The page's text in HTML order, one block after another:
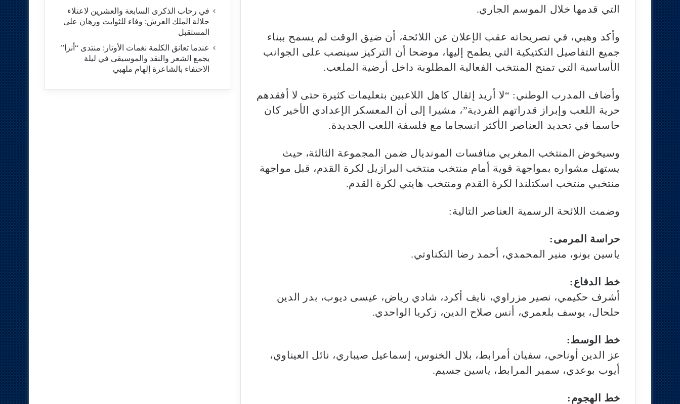
التي قدمها خلال الموسم الجاري.
وأكد وهبي، في تصريحاته عقب الإعلان عن اللائحة، أن ضيق الوقت لم يسمح ببناء
جميع التفاصيل التكتيكية التي يطمح إليها، موضحا أن التركيز سينصب على الجوانب
الأساسية التي تمنح المنتخب الفعالية المطلوبة داخل أرضية الملعب.
وأضاف المدرب الوطني: “لا أريد إثقال كاهل اللاعبين بتعليمات كثيرة حتى لا أفقدهم
حرية اللعب وإبراز قدراتهم الفردية”، مشيرا إلى أن المعسكر الإعدادي الأخير كان
حاسما في تحديد العناصر الأكثر انسجاما مع فلسفة اللعب الجديدة.
وسيخوض المنتخب المغربي منافسات المونديال ضمن المجموعة الثالثة، حيث
يستهل مشواره بمواجهة قوية أمام منتخب منتخب البرازيل لكرة القدم، قبل مواجهة
منتخبي منتخب اسكتلندا لكرة القدم ومنتخب هايتي لكرة القدم.
وضمت اللائحة الرسمية العناصر التالية:
حراسة المرمى:
ياسين بونو، منير المحمدي، أحمد رضا التكناوتي.
خط الدفاع:
أشرف حكيمي، نصير مزراوي، نايف أكرد، شادي رياض، عيسى ديوب، بدر الدين
حلحال، يوسف بلعمري، أنس صلاح الدين، زكريا الواحدي.
خط الوسط:
عز الدين أوناحي، سفيان أمرابط، بلال الخنوس، إسماعيل صيباري، نائل العيناوي،
أيوب بوعدي، سمير المرابط، ياسين جسيم.
خط الهجوم:
في رحاب الذكرى السابعة والعشرين لاعتلاء
جلالة الملك العرش: وفاء للثوابت ورهان على
المستقبل
​عندما تعانق الكلمة نغمات الأوتار: منتدى “أنزا”
يجمع الشعر والنقد والموسيقى في ليلة
الاحتفاء بالشاعرة إلهام ملهبي